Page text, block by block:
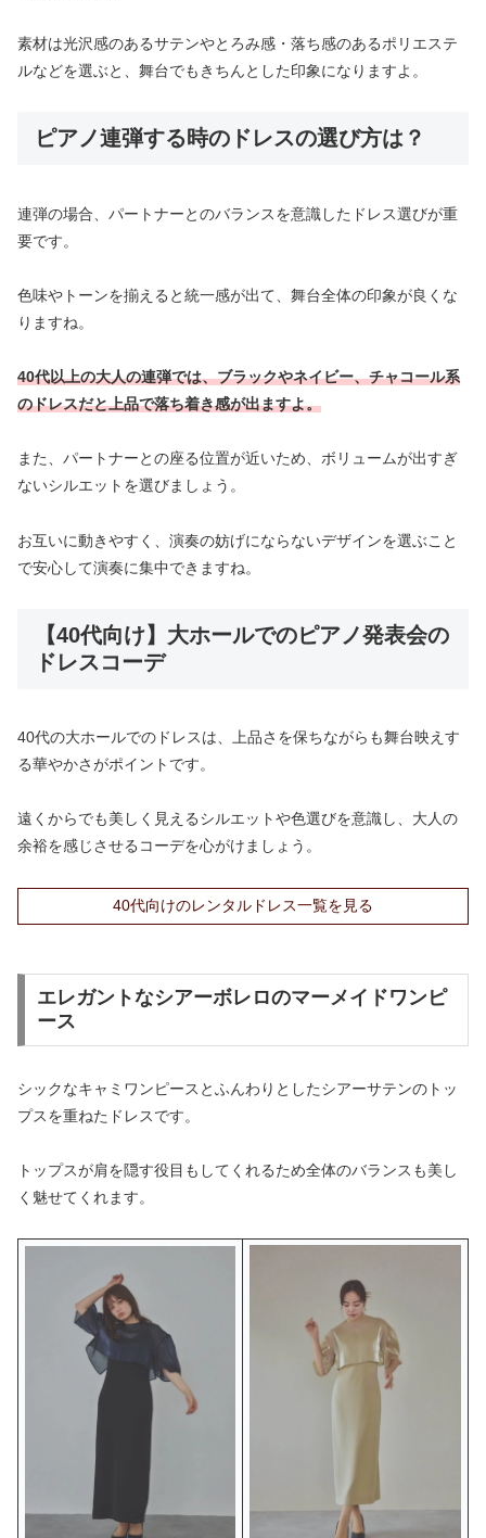
素材は光沢感のあるサテンやとろみ感・落ち感のあるポリエステ
ルなどを選ぶと、舞台でもきちんとした印象になりますよ。
ピアノ連弾する時のドレスの選び方は？
連弾の場合、パートナーとのバランスを意識したドレス選びが重
要です。
色味やトーンを揃えると統一感が出て、舞台全体の印象が良くな
りますね。
40代以上の大人の連弾では、ブラックやネイビー、チャコール系
のドレスだと上品で落ち着き感が出ますよ。
また、パートナーとの座る位置が近いため、ボリュームが出すぎ
ないシルエットを選びましょう。
お互いに動きやすく、演奏の妨げにならないデザインを選ぶこと
で安心して演奏に集中できますね。
【40代向け】大ホールでのピアノ発表会の
ドレスコーデ
40代の大ホールでのドレスは、上品さを保ちながらも舞台映えす
る華やかさがポイントです。
遠くからでも美しく見えるシルエットや色選びを意識し、大人の
余裕を感じさせるコーデを心がけましょう。
40代向けのレンタルドレス一覧を見る
エレガントなシアーボレロのマーメイドワンピ
ース
シックなキャミワンピースとふんわりとしたシアーサテンのトッ
プスを重ねたドレスです。
トップスが肩を隠す役目もしてくれるため全体のバランスも美し
く魅せてくれます。